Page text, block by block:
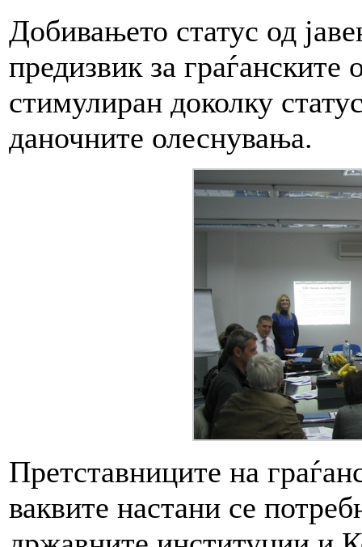
Добивањето статус од
предизвик за
стимулиран доколку
даночните олеснувања.
Претставниците на
ваквите настани се